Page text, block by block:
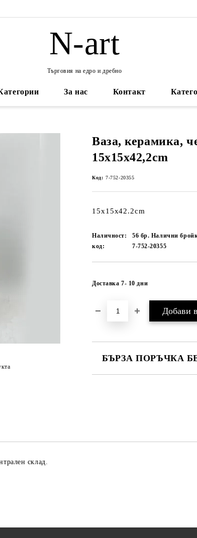
N-art
Търговия на едро и дребно
За нас Контакт
Ваза, керамика,
15x15x42,2cm
Код: 7-752-20355
15x15x42.2cm
Наличност:
56 бр. Налични
код:
7-752-20355
Доставка 7- 10 дни
БЪРЗА ПОРЪЧКА
склад.